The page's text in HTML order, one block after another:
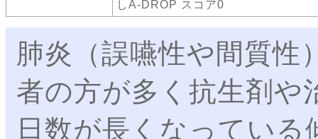
しA-DROP スコア0
肺炎（誤嚥性や間質性
者の方が多く抗生剤や
日数が長くなってい